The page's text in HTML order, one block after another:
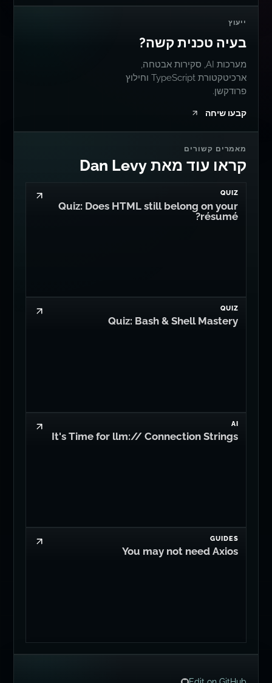
ייעוץ
בעיה טכנית קשה?
מערכות AI, סקירות אבטחה,
ארכיטקטורת TypeScript וחילוץ
פרודקשן.
קבעו שיחה
מאמרים קשורים
קראו עוד מאת Dan Levy
QUIZ
Quiz: Does HTML still belong on your
résumé?
QUIZ
Quiz: Bash & Shell Mastery
AI
It's Time for llm:// Connection Strings
GUIDES
You may not need Axios